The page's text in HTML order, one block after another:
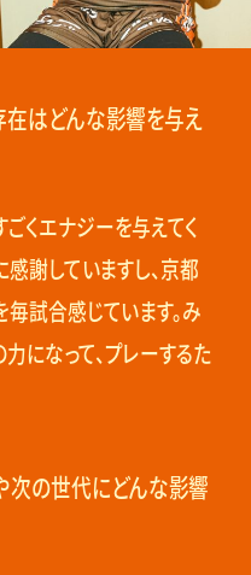
はどんな影響を与え
くエナジーを与えてく
謝していますし、京都
試合感じています。み
になって、プレーするた
次の世代にどんな影響